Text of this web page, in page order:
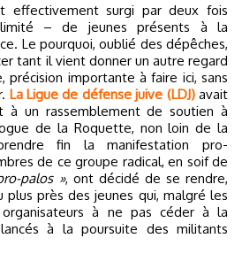
– de jeunes présents à la
Le pourquoi, oublié des dépêches,
tant il vient donner un autre regard
précision importante à faire ici, sans
La Ligue de défense juive (LDJ)avait
à un rassemblement de soutien à
de la Roquette, non loin de la
fin la manifestation pro-
de ce groupe radical, en soif de
palos », ont décidé de se rendre,
plus près des jeunes qui, malgré les
à ne pas céder à la
à la poursuite des militants